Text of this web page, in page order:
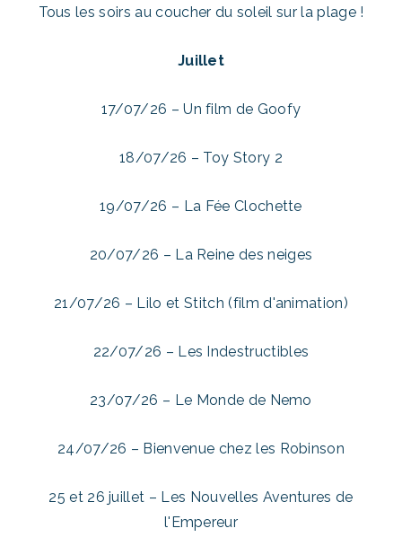
Tous les soirs au coucher du soleil sur la plage !
Juillet
17/07/26 – Un film de Goofy
18/07/26 – Toy Story 2
19/07/26 – La Fée Clochette
20/07/26 – La Reine des neiges
21/07/26 – Lilo et Stitch (film d'animation)
22/07/26 – Les Indestructibles
23/07/26 – Le Monde de Nemo
24/07/26 – Bienvenue chez les Robinson
25 et 26 juillet – Les Nouvelles Aventures de
l'Empereur